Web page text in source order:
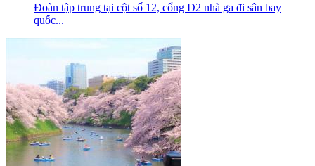
Đoàn tập trung tại cột số 12, cổng D2 nhà ga đi sân bay
quốc...